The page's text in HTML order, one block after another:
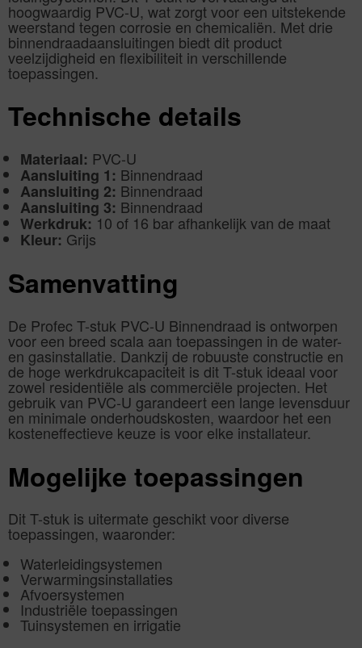
hoogwaardig PVC-U, wat zorgt voor een uitstekende
weerstand tegen corrosie en chemicaliën. Met drie
binnendraadaansluitingen biedt dit product
veelzijdigheid en flexibiliteit in verschillende
toepassingen.
Technische details
Materiaal: PVC-U
Aansluiting 1: Binnendraad
Aansluiting 2: Binnendraad
Aansluiting 3: Binnendraad
Werkdruk:10 of 16 bar afhankelijk van de maat
Kleur: Grijs
Samenvatting
De Profec T-stuk PVC-U Binnendraad is ontworpen
voor een breed scala aan toepassingen in de water-
en gasinstallatie. Dankzij de robuuste constructie en
de hoge werkdrukcapaciteit is dit T-stuk ideaal voor
zowel residentiële als commerciële projecten. Het
gebruik van PVC-U garandeert een lange levensduur
en minimale onderhoudskosten, waardoor het een
kosteneffectieve keuze is voor elke installateur.
Mogelijke toepassingen
Dit T-stuk is uitermate geschikt voor diverse
toepassingen, waaronder:
Waterleidingsystemen
Verwarmingsinstallaties
Afvoersystemen
Industriële toepassingen
Tuinsystemen en irrigatie